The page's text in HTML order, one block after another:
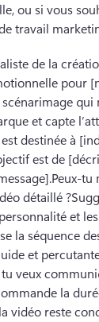
ou si vous
travail
de la
pour
scénarimage
et capte
destinée à
est de
Peux-tu
détaillé ?
et
la séquence
et
veux
la
vidéo reste